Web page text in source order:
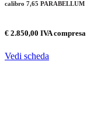
calibro 7,65 PARABELLUM
€ 2.850,00 IVA compresa
Vedi scheda